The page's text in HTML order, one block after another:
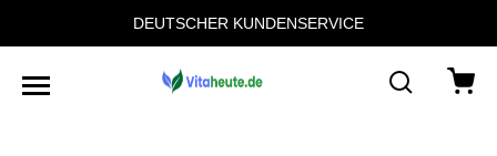
DEUTSCHER KUNDENSERVICE